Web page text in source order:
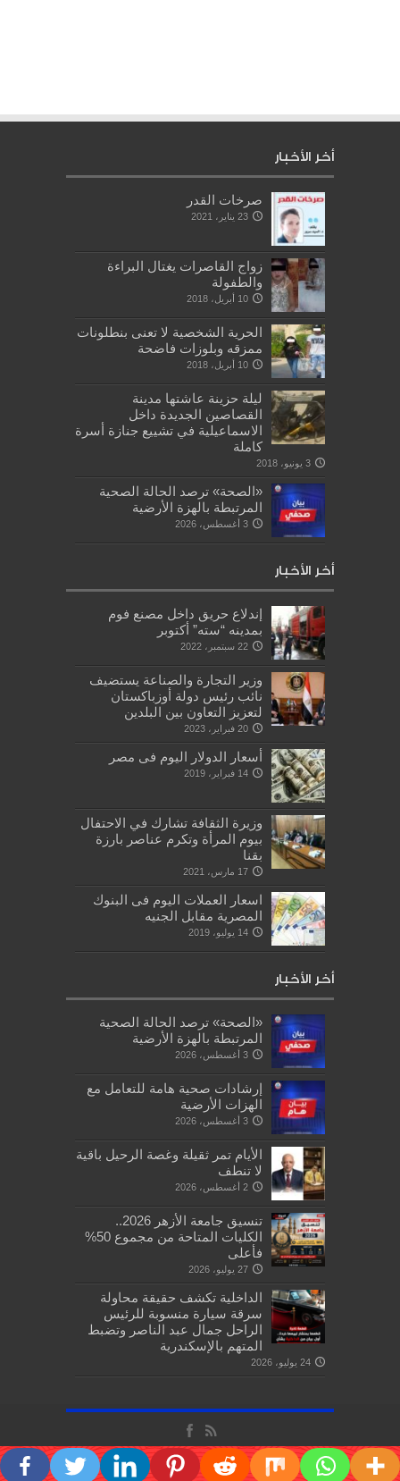
أخر الأخبار
صرخات القدر
23 يناير، 2021
زواج القاصرات يغتال البراءة
والطفولة
10 أبريل، 2018
الحرية الشخصية لا تعنى بنطلونات
ممزقه وبلوزات فاضحة
10 أبريل، 2018
ليلة حزينة عاشتها مدينة
القصاصين الجديدة داخل
الاسماعيلية في تشييع جنازة أسرة
كاملة
3 يونيو، 2018
«الصحة» ترصد الحالة الصحية
المرتبطة بالهزة الأرضية
3 أغسطس، 2026
أخر الأخبار
إندلاع حريق داخل مصنع فوم
بمدينه “سته” أكتوبر
22 سبتمبر، 2022
وزير التجارة والصناعة يستضيف
نائب رئيس دولة أوزباكستان
لتعزيز التعاون بين البلدين
20 فبراير، 2023
أسعار الدولار اليوم فى مصر
14 فبراير، 2019
وزيرة الثقافة تشارك في الاحتفال
بيوم المرأة وتكرم عناصر بارزة
بقنا
17 مارس، 2021
اسعار العملات اليوم فى البنوك
المصرية مقابل الجنيه
14 يوليو، 2019
أخر الأخبار
«الصحة» ترصد الحالة الصحية
المرتبطة بالهزة الأرضية
3 أغسطس، 2026
إرشادات صحية هامة للتعامل مع
الهزات الأرضية
3 أغسطس، 2026
الأيام تمر ثقيلة وغصة الرحيل باقية
لا تنطف
2 أغسطس، 2026
تنسيق جامعة الأزهر 2026..
الكليات المتاحة من مجموع 50%
فأعلى
27 يوليو، 2026
الداخلية تكشف حقيقة محاولة
سرقة سيارة منسوبة للرئيس
الراحل جمال عبد الناصر وتضبط
المتهم بالإسكندرية
24 يوليو، 2026